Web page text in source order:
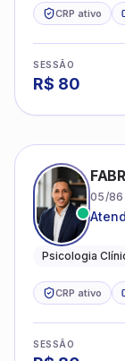
CRP ativo
SESSÃO
R$ 80
05/
Psicologia
CRP ativo
SESSÃO